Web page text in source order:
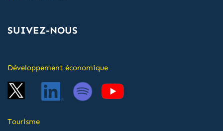
SUIVEZ-NOUS
Développement économique
Tourisme